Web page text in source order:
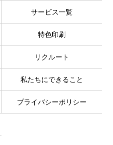
サービス一覧
特色印刷
リクルート
私たちにできること
プライバシーポリシー